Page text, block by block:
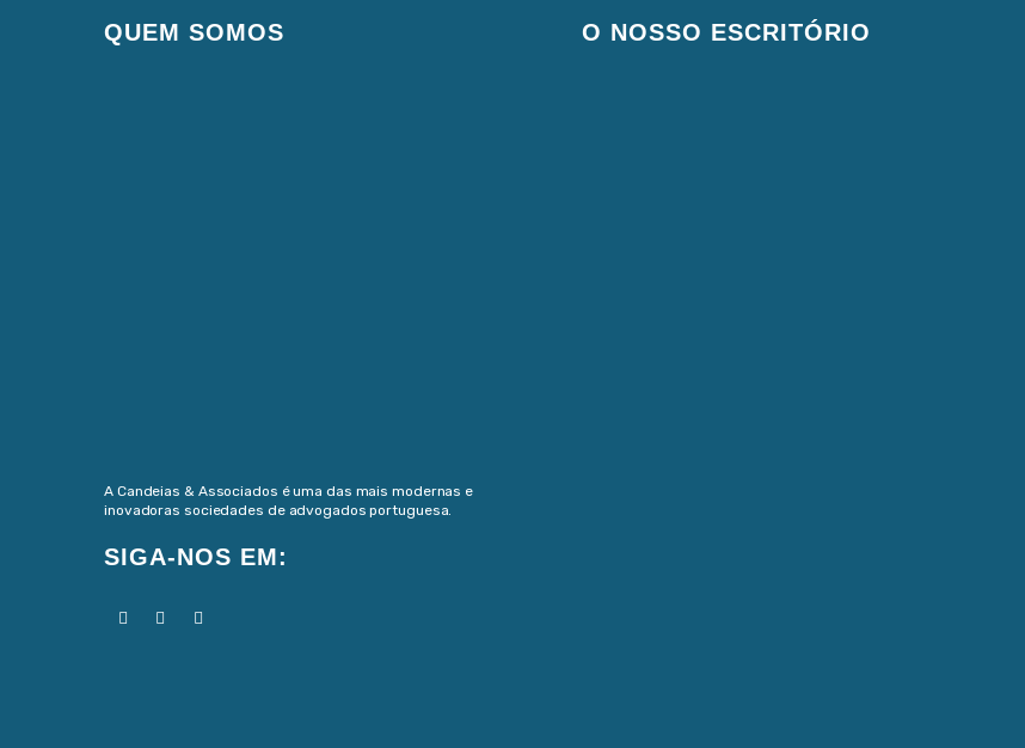
QUEM SOMOS
A Candeias & Associados é uma das mais modernas e
inovadoras sociedades de advogados portuguesa.
SIGA-NOS EM:
O NOSSO ESCRITÓRIO